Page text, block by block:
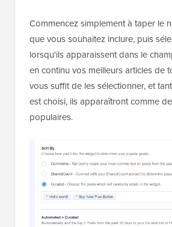
Commencez simplement à taper le
que vous souhaitez inclure, puis
lorsqu'ils apparaissent dans le
en continu vos meilleurs articles de
vous suffit de les sélectionner, et
est choisi, ils apparaîtront comme
populaires.